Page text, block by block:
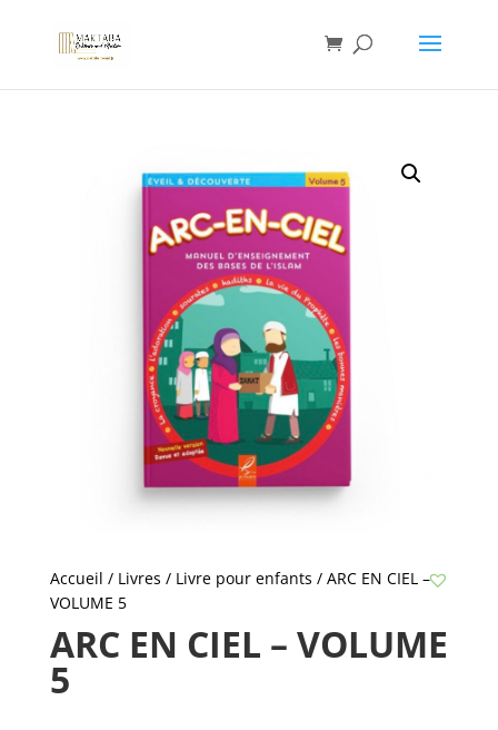
Accueil / Livres / Livre pour enfants / ARC EN CIEL –
VOLUME 5
ARC EN CIEL – VOLUME
5